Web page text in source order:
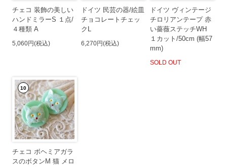
チェコ 装飾の美しい
ハンドミラーS １点/
４種類 A
5,060円(税込)
ドイツ 民芸の器/絵皿
チョコレートチェッ
クL
6,270円(税込)
ドイツ ヴィンテージ
チロリアンテープ 赤
い薔薇ステッチWH
１カット/50cm (幅57
mm)
SOLD OUT
10
チェコ ボヘミアガラ
スのボタンM 猫 メロ